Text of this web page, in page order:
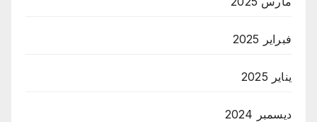
فبراير 2025
يناير 2025
ديسمبر 2024